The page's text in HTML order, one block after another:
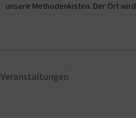
unsere Methodenkisten. Der Ort
Veranstaltungen